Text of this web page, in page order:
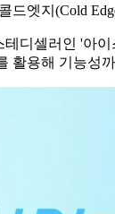
드엣지(Cold
디셀러인 '아
활용해 기능성